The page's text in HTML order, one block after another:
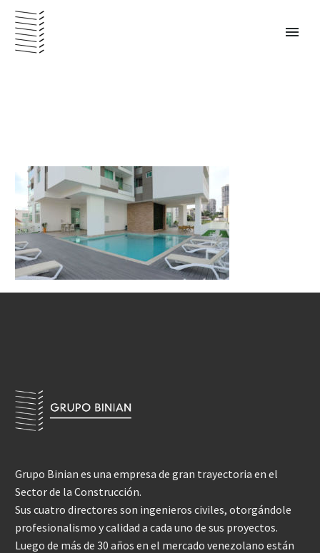
PANAMÁ – ESPAÑOL
Grupo Binian es una empresa de gran trayectoria en el
Sector de la Construcción.
Sus cuatro directores son ingenieros civiles, otorgándole
profesionalismo y calidad a cada uno de sus proyectos.
Luego de más de 30 años en el mercado venezolano están